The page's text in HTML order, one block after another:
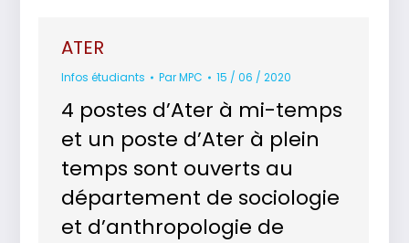
ATER
Infos étudiants ParMPC 15 / 06 / 2020
4 postes d’Ater à mi-temps
et un poste d’Ater à plein
temps sont ouverts au
département de sociologie
et d’anthropologie de